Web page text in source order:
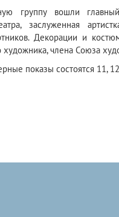
группу вошли
заслуженная
Декорации и
художника, члена Союза
показы состоятся 11,